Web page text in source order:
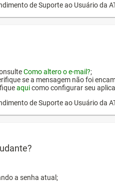
de Suporte ao Usuário da
Como altero o e-mail?;
se a mensagem não foi
aquicomo configurar seu
de Suporte ao Usuário da
a senha atual;